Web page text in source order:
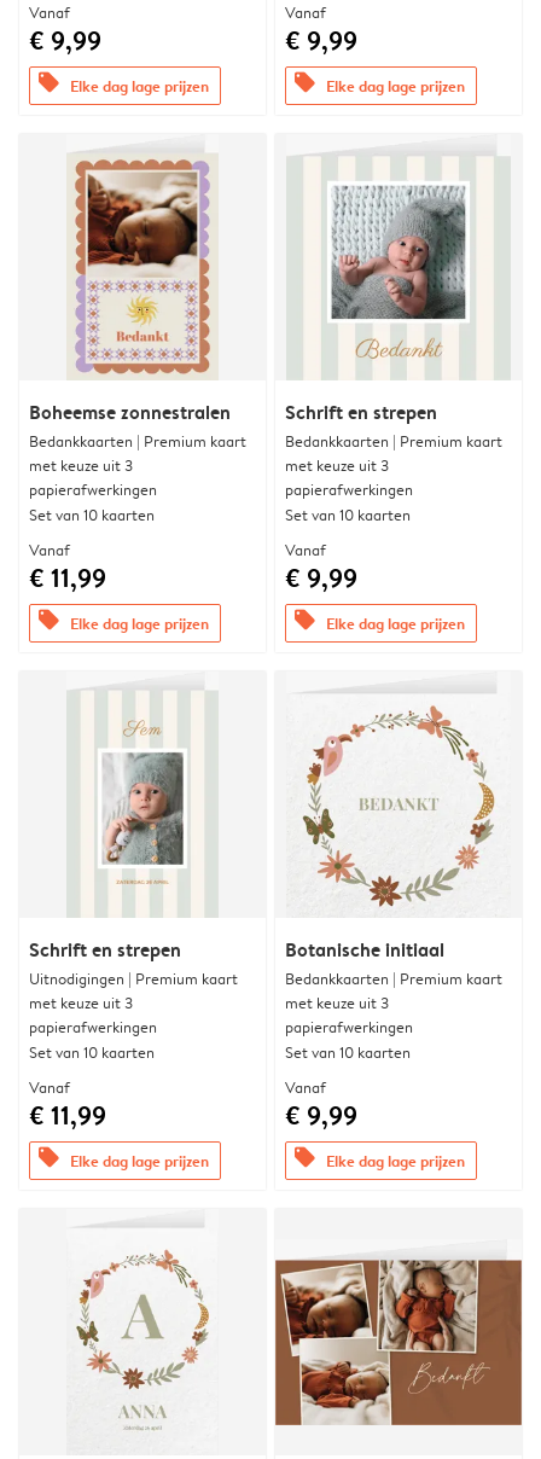
Vanaf
€ 9,99
offers Elke dag lage prijzen
Vanaf
€ 9,99
offers Elke dag lage prijzen
Boheemse zonnestralen
Bedankkaarten | Premium kaart
met keuze uit 3
papierafwerkingen
Set van 10 kaarten
Vanaf
€ 11,99
offers Elke dag lage prijzen
Schrift en strepen
Bedankkaarten | Premium kaart
met keuze uit 3
papierafwerkingen
Set van 10 kaarten
Vanaf
€ 9,99
offers Elke dag lage prijzen
Schrift en strepen
Uitnodigingen | Premium kaart
met keuze uit 3
papierafwerkingen
Set van 10 kaarten
Vanaf
€ 11,99
offers Elke dag lage prijzen
Botanische initiaal
Bedankkaarten | Premium kaart
met keuze uit 3
papierafwerkingen
Set van 10 kaarten
Vanaf
€ 9,99
offers Elke dag lage prijzen